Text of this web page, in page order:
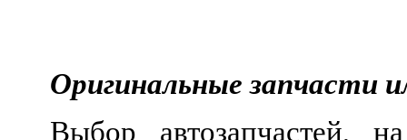
Оригинальные запчасти
Выбор автозапчастей,